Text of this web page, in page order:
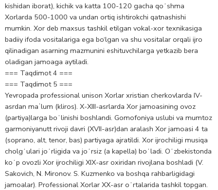
kishidan iborat), kichik va katta 100-120 gacha qoʻshma
Xorlarda 500-1000 va undan ortiq ishtirokchi qatnashishi
mumkin. Xor deb maxsus tashkil etilgan vokal-xor texnikasiga
badiiy ifoda vositalariga ega bo‘lgan va shu vositalar orqali ijro
qilinadigan asarning mazmunini eshituvchilarga yetkazib bera
oladigan jamoaga aytiladi.
=== Taqdimot 4 ===
=== Taqdimot 5 ===
Yevropada professional unison Xorlar xristian cherkovlarda IV-
asrdan maʼlum (kliros). X-XIII-asrlarda Xor jamoasining ovoz
(partiya)larga boʻlinishi boshlandi. Gomofoniya uslubi va mumtoz
garmoniyanutt rivoji davri (XVII-asr)dan aralash Xor jamoasi 4 ta
(soprano, alt, tenor, bas) partiyaga ajratildi. Xor ijrochiligi musiqa
cholgʻulari joʻrligida va joʻrsiz (a kapella) boʻladi. Oʻzbekistonda
koʻp ovozli Xor ijrochiligi XIX-asr oxiridan rivojlana boshladi (V.
Sakovich, N. Mironov. S. Kuzmenko va boshqa rahbarligidagi
jamoalar). Professional Xorlar XX-asr oʻrtalarida tashkil topgan.